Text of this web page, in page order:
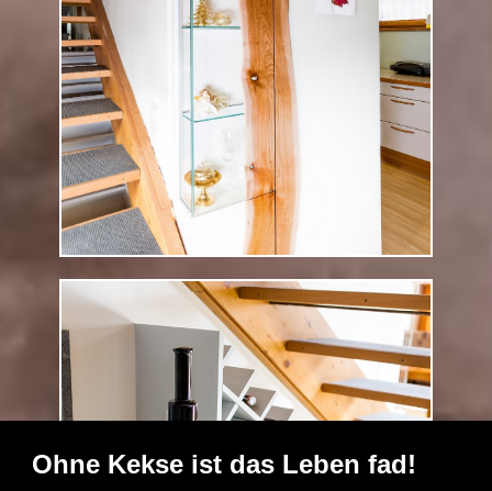
Ohne Kekse ist das Leben fad!